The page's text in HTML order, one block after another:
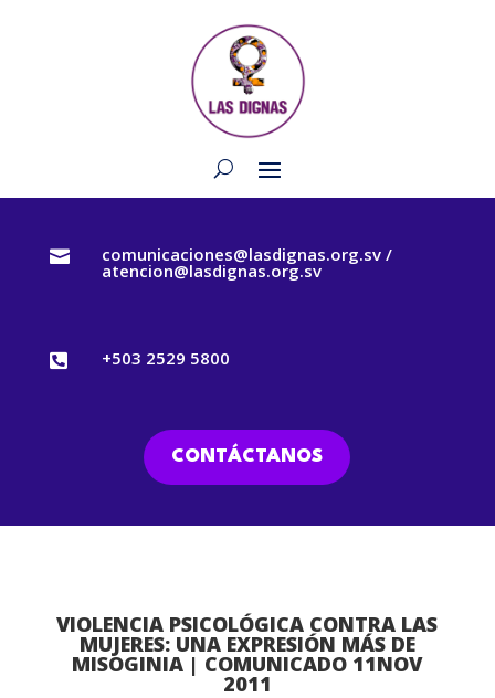
 comunicaciones@lasdignas.org.sv /
atencion@lasdignas.org.sv
 +503 2529 5800
CONTÁCTANOS
VIOLENCIA PSICOLÓGICA CONTRA LAS
MUJERES: UNA EXPRESIÓN MÁS DE
MISOGINIA | COMUNICADO 11NOV
2011